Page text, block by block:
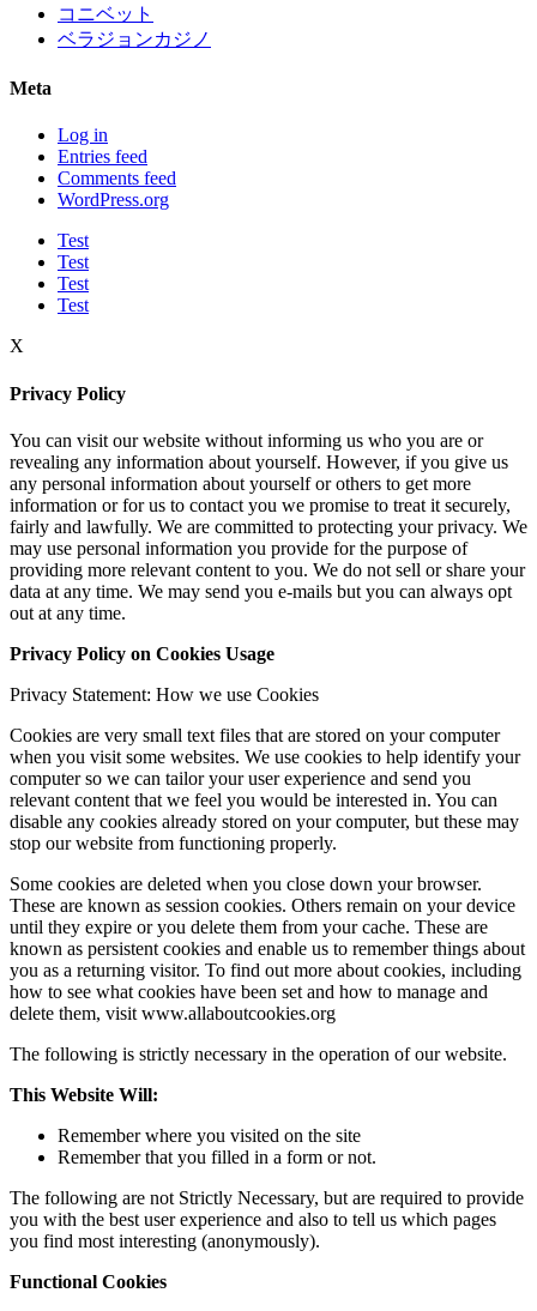
コニベット
ベラジョンカジノ
Meta
Log in
Entries feed
Comments feed
WordPress.org
Test
Test
Test
Test
X
Privacy Policy
You can visit our website without informing us who you are or
revealing any information about yourself. However, if you give us
any personal information about yourself or others to get more
information or for us to contact you we promise to treat it securely,
fairly and lawfully. We are committed to protecting your privacy. We
may use personal information you provide for the purpose of
providing more relevant content to you. We do not sell or share your
data at any time. We may send you e-mails but you can always opt
out at any time.
Privacy Policy on Cookies Usage
Privacy Statement: How we use Cookies
Cookies are very small text files that are stored on your computer
when you visit some websites. We use cookies to help identify your
computer so we can tailor your user experience and send you
relevant content that we feel you would be interested in. You can
disable any cookies already stored on your computer, but these may
stop our website from functioning properly.
Some cookies are deleted when you close down your browser.
These are known as session cookies. Others remain on your device
until they expire or you delete them from your cache. These are
known as persistent cookies and enable us to remember things about
you as a returning visitor. To find out more about cookies, including
how to see what cookies have been set and how to manage and
delete them, visit www.allaboutcookies.org
The following is strictly necessary in the operation of our website.
This Website Will:
Remember where you visited on the site
Remember that you filled in a form or not.
The following are not Strictly Necessary, but are required to provide
you with the best user experience and also to tell us which pages
you find most interesting (anonymously).
Functional Cookies